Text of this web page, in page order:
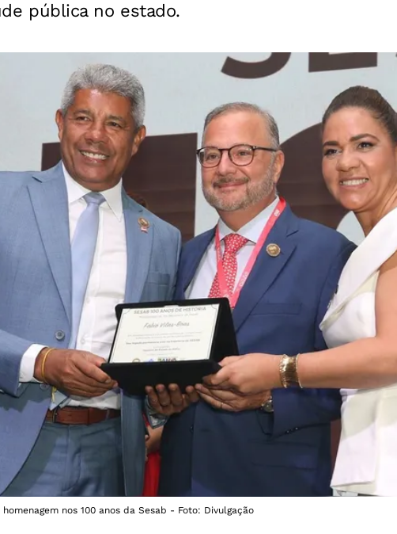
pública no estado.
nos 100 anos da Sesab - Foto: Divulgação